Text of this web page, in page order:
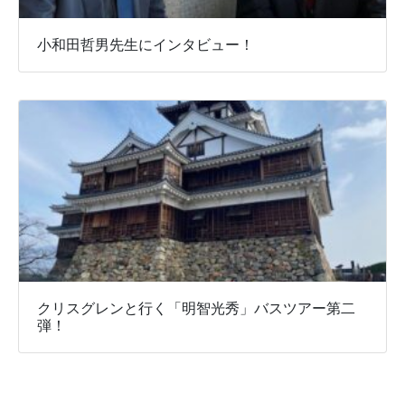
小和田哲男先生にインタビュー！
クリスグレンと行く「明智光秀」バスツアー第二
弾！